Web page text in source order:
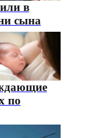
в
сына
по